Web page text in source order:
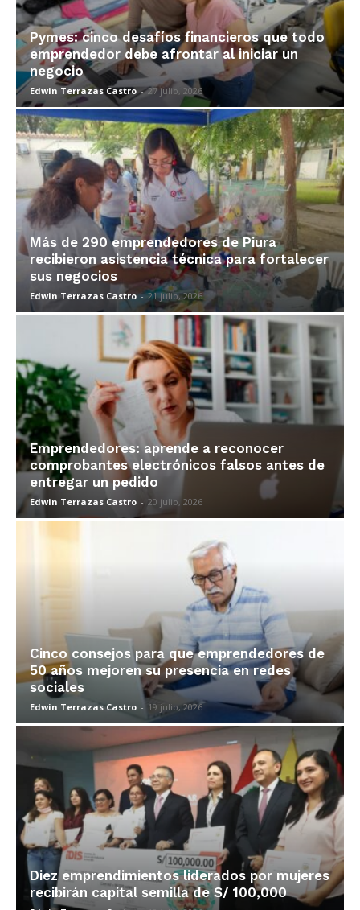
Pymes: cinco desafíos financieros que todo
emprendedor debe afrontar al iniciar un
negocio
Edwin Terrazas Castro - 27 julio, 2026
Más de 290 emprendedores de Piura
recibieron asistencia técnica para fortalecer
sus negocios
Edwin Terrazas Castro - 21 julio, 2026
Emprendedores: aprende a reconocer
comprobantes electrónicos falsos antes de
entregar un pedido
Edwin Terrazas Castro - 20 julio, 2026
Cinco consejos para que emprendedores de
50 años mejoren su presencia en redes
sociales
Edwin Terrazas Castro - 19 julio, 2026
Diez emprendimientos liderados por mujeres
recibirán capital semilla de S/ 100,000